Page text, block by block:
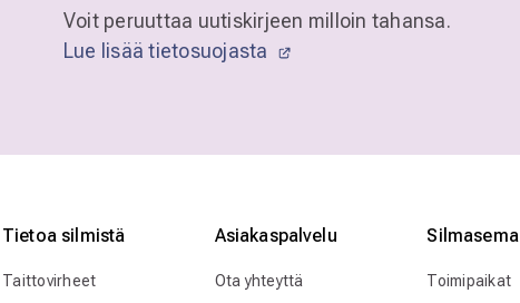
Voit peruuttaa uutiskirjeen milloin tahansa.
Lue lisää tietosuojasta
Tietoa silmistä
Taittovirheet
Asiakaspalvelu
Ota yhteyttä
Silmӓasema
Toimipaikat